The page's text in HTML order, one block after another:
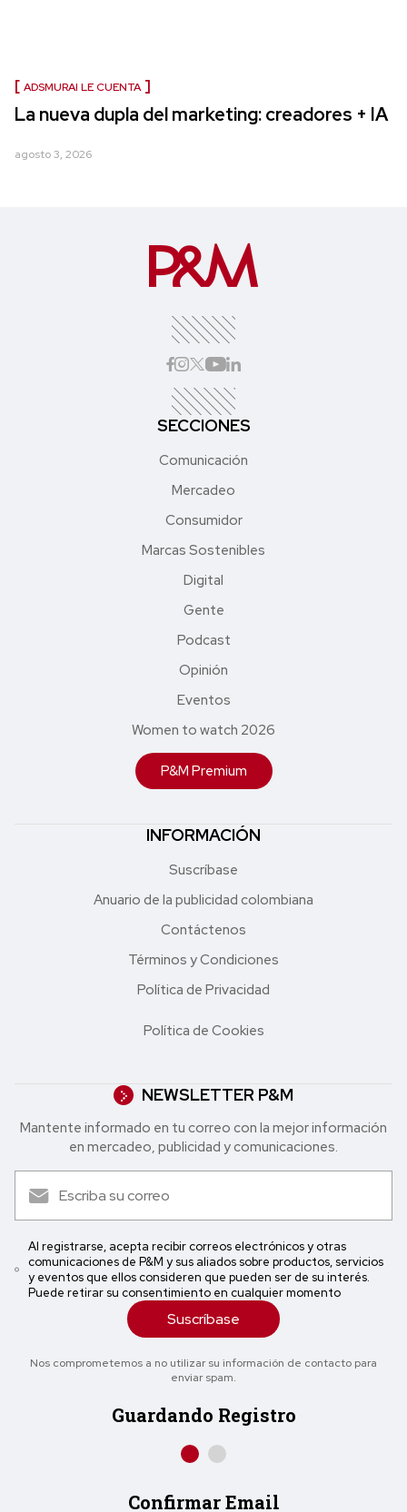
ADSMURAI LE CUENTA
La nueva dupla del marketing: creadores + IA
agosto 3, 2026
SECCIONES
Comunicación
Mercadeo
Consumidor
Marcas Sostenibles
Digital
Gente
Podcast
Opinión
Eventos
Women to watch 2026
P&M Premium
INFORMACIÓN
Suscríbase
Anuario de la publicidad colombiana
Contáctenos
Términos y Condiciones
Política de Privacidad
Política de Cookies
NEWSLETTER P&M
Mantente informado en tu correo con la mejor in formación
en mercadeo, publicidad y comunicaciones.
Al registrarse, acepta recibir correos electrónicos y otras
comunicaciones de P&M y sus aliados sobre productos, servicios
y eventos que ellos consideren que pueden ser de su interés.
Puede retirar su consentimiento en cualquier momento
Suscríbase
Nos comprometemos a no utilizar su información de contacto para
enviar spam.
Guardando Registro
Confirmar Email